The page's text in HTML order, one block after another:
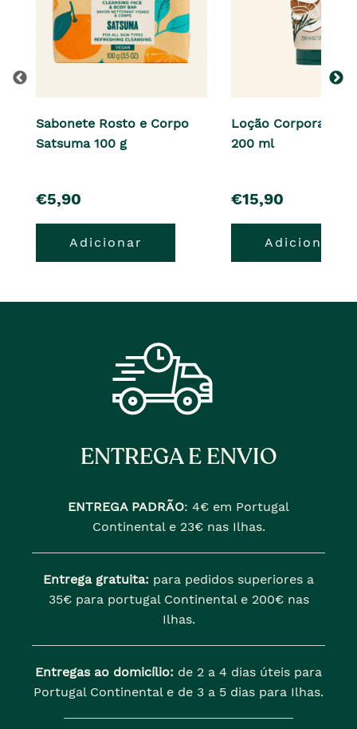
Sabonete Rosto e Corpo
Satsuma 100 g
pre�o
€5,90
Adicionar
Loção Corporal
200 ml
pre�o
€15,90
Adicionar
ENTREGA E ENVIO
ENTREGA PADRÃO: 4€ em Portugal
Continental e 23€ nas Ilhas.
Entrega gratuita: para pedidos superiores a
35€ para portugal Continental e 200€ nas
Ilhas.
Entregas ao domicílio: de 2 a 4 dias úteis para
Portugal Continental e de 3 a 5 dias para Ilhas.